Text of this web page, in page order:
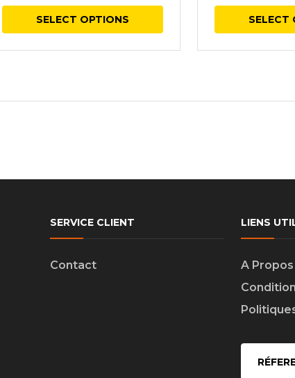
mm adhésivé
SELECT OPTIONS
adhésivé
SELECT
SERVICE CLIENT
Contact
LIENS
A Propos